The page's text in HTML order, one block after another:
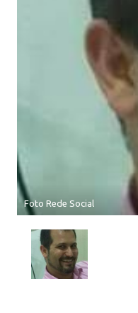
Foto Rede Social